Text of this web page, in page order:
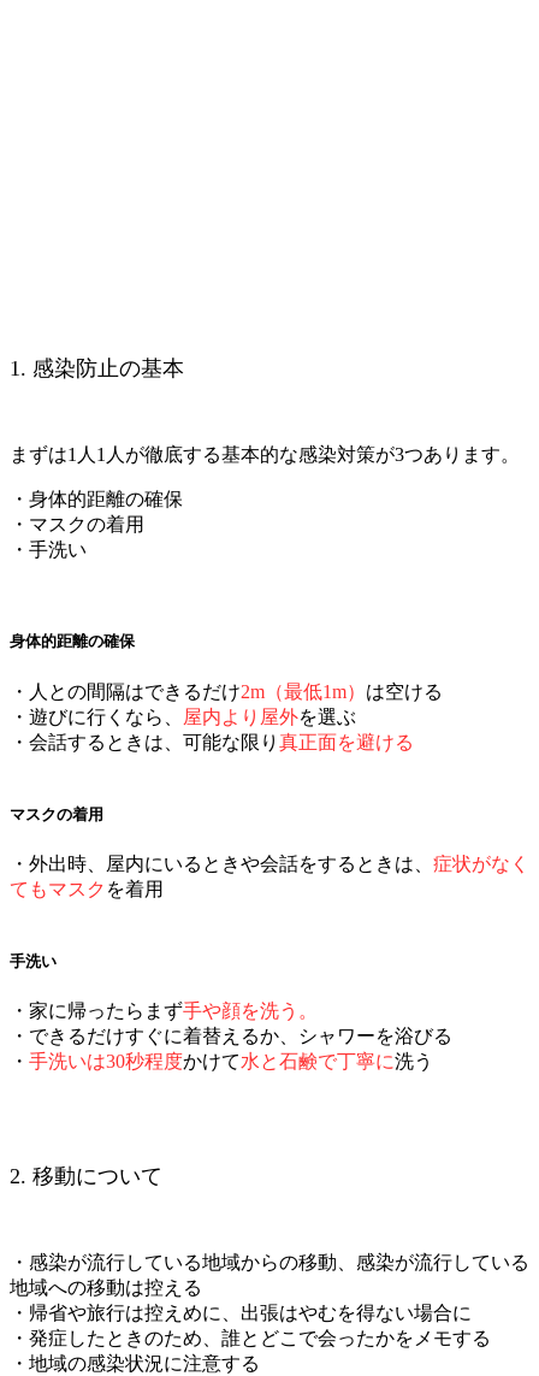
1. 感染防止の基本
まずは1人1人が徹底する基本的な感染対策が3つあります。
・身体的距離の確保
・マスクの着用
・手洗い
身体的距離の確保
・人との間隔はできるだけ2m（最低1m） は空ける
・遊びに行くなら、
屋内より屋外を選ぶ
・会話するときは、可能な限り 真正面を避ける
マスクの着用
・外出時、屋内にいるときや会話をするときは、 症状がなく
てもマスク を着用
手洗い
・家に帰ったらまず手や顔を洗う。
・できるだけすぐに着替えるか、シャワーを浴びる
・ 手洗いは30秒程度かけて水と石鹸で丁寧に洗う
2. 移動について
・感染が流行している地域からの移動、感染が流行している
地域への移動は控える
・帰省や旅行は控えめに、出張はやむを得ない場合に
・発症したときのため、誰とどこで会ったかをメモする
・地域の感染状況に注意する